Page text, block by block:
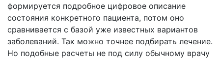
формируется подробное цифровое описание
состояния конкретного пациента, потом оно
сравнивается с базой уже известных вариантов
заболеваний. Так можно точнее подбирать лечение.
Но подобные расчеты не под силу обычному врачу